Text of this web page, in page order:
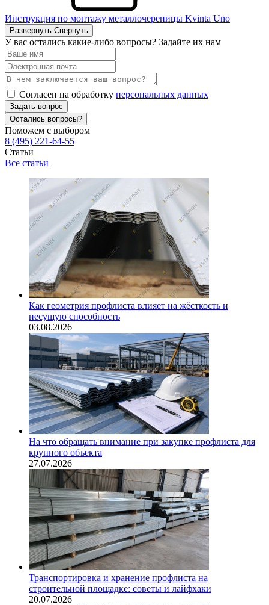
Инструкция по монтажу металлочерепицы Kvinta Uno
Развернуть Свернуть
У вас остались какие-либо вопросы? Задайте их нам
Согласен на обработку персональных данных
Задать вопрос
Остались вопросы?
Поможем с выбором
8 (495) 221-64-55
Статьи
Все статьи
Как геометрия профлиста влияет на жёсткость и
несущую способность
03.08.2026
На что обращать внимание при закупке профлиста для
крупного объекта
27.07.2026
Транспортировка и хранение профлиста на
строительной площадке: советы и лайфхаки
20.07.2026